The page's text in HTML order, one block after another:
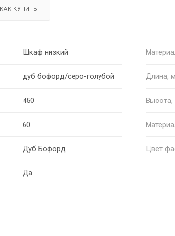
КАК КУПИТЬ
Шкаф низкий
дуб бофорд/серо-голубой Длина,
450 Высота,
60
Дуб Бофорд Цвет
Да